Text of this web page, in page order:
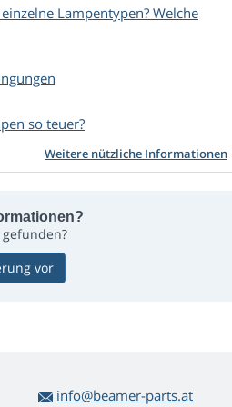
Lampentypen? Welche
so teuer?
Weitere nützliche Informationen
vor
info@beamer-parts.at